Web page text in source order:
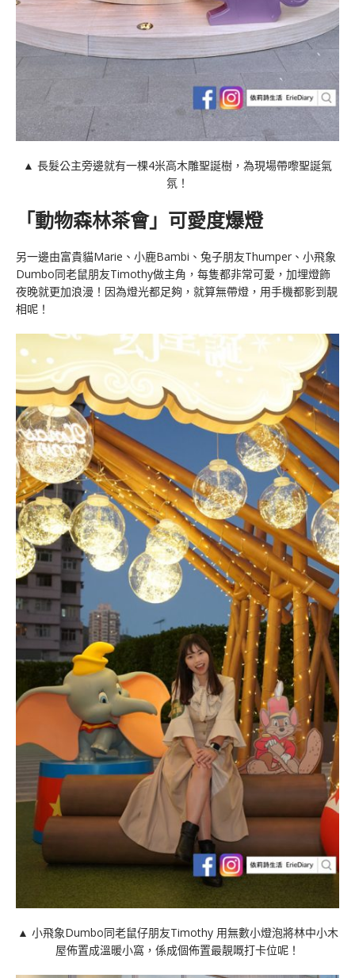
▲ 長髮公主旁邊就有一棵4米高木雕聖誕樹，為現場帶嚟聖誕氣
氛！
「動物森林茶會」可愛度爆燈
另一邊由富貴貓Marie、小鹿Bambi、兔子朋友Thumper、小飛象
Dumbo同老鼠朋友Timothy做主角，每隻都非常可愛，加埋燈飾
夜晚就更加浪漫！因為燈光都足夠，就算無帶燈，用手機都影到靚
相呢！
▲ 小飛象Dumbo同老鼠仔朋友Timothy 用無數小燈泡將林中小木
屋佈置成溫暖小窩，係成個佈置最靚嘅打卡位呢！